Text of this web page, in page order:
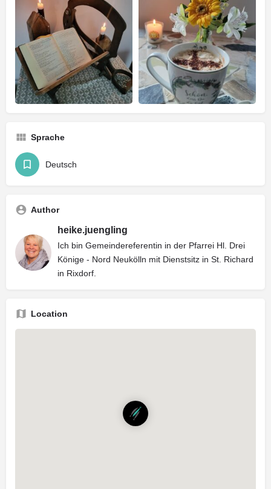
Sprache
Deutsch
Author
heike.juengling
Ich bin Gemeindereferentin in der Pfarrei Hl. Drei
Könige - Nord Neukölln mit Dienstsitz in St. Richard
in Rixdorf.
Location